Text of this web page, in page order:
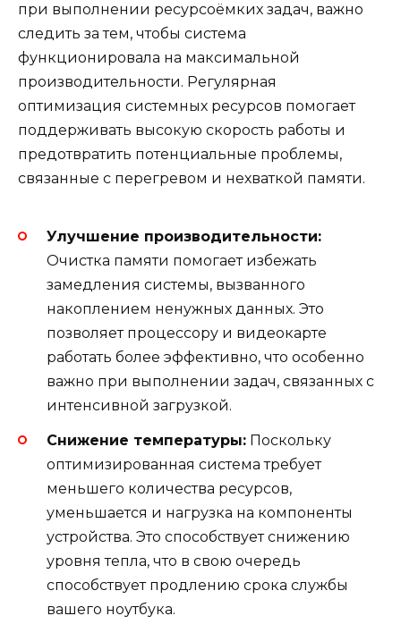
при выполнении ресурсоёмких задач, важно
следить за тем, чтобы система
функционировала на максимальной
производительности. Регулярная
оптимизация системных ресурсов помогает
поддерживать высокую скорость работы и
предотвратить потенциальные проблемы,
связанные с перегревом и нехваткой памяти.
Улучшение производительности:
Очистка памяти помогает избежать
замедления системы, вызванного
накоплением ненужных данных. Это
позволяет процессору и видеокарте
работать более эффективно, что особенно
важно при выполнении задач, связанных с
интенсивной загрузкой.
Снижение температуры: Поскольку
оптимизированная система требует
меньшего количества ресурсов,
уменьшается и нагрузка на компоненты
устройства. Это способствует снижению
уровня тепла, что в свою очередь
способствует продлению срока службы
вашего ноутбука.